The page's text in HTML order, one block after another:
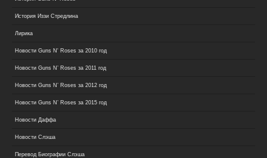
История Иззи Стредлина
Лирика
Новости Guns N' Roses за 2010 год
Новости Guns N’ Roses за 2011 год
Новости Guns N’ Roses за 2012 год
Новости Guns N’ Roses за 2015 год
Новости Даффа
Новости Слэша
Перевод Биографии Слэша